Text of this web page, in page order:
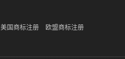
美国商标注册 欧盟商标注册